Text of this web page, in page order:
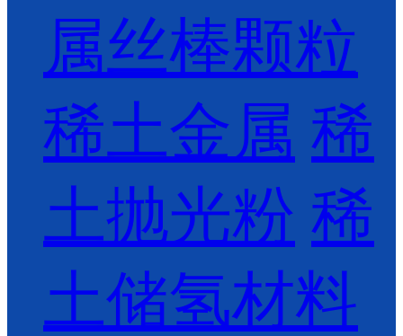
属丝棒颗粒
稀土金属 稀
土抛光粉 稀
土储氢材料